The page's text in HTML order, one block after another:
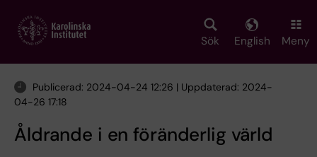
main
Sök English Meny
Publicerad: 2024-04-24 12:26 | Uppdaterad: 2024-
04-26 17:18
Åldrande i en föränderlig värld